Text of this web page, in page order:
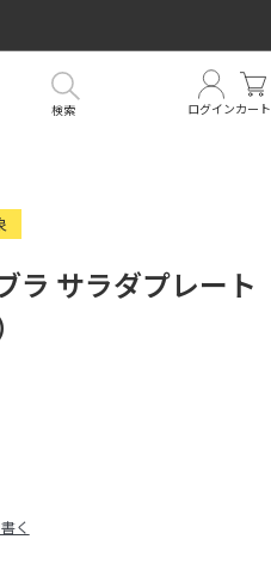
ログインカート
検索
ラ サラダプレート
く